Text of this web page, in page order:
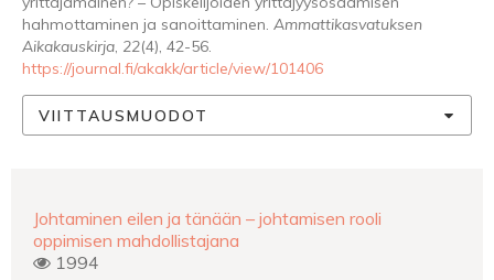
hahmottaminen ja sanoittaminen. Ammattikasvatuksen
Aikakauskirja, 22(4), 42-56.
https://journal.fi/akakk/article/view/101406
VIITTAUSMUODOT
Johtaminen eilen ja tänään – johtamisen rooli
oppimisen mahdollistajana
1994